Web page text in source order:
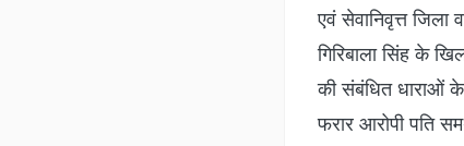
एवं सेवानिवृत्त जिला
गिरिबाला सिंह के
की संबंधित धाराओं के
फरार आरोपी पत‍ि